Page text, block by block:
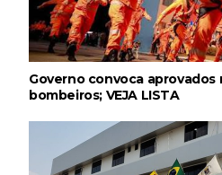
Governo convoca
bombeiros; VEJA LISTA